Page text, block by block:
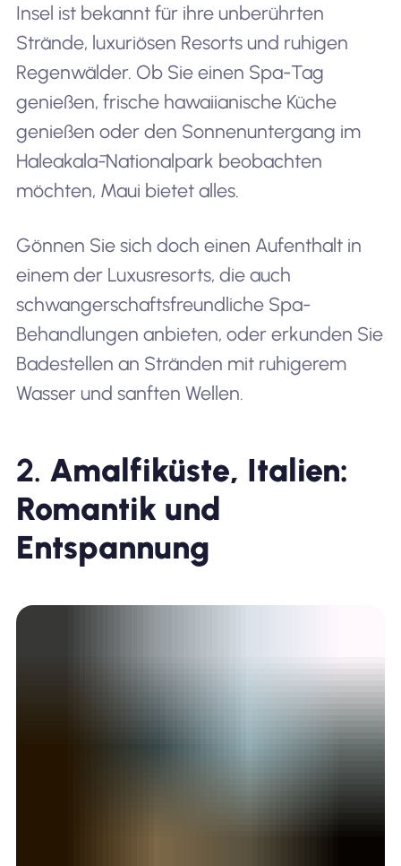
Insel ist bekannt für ihre unberührten
Strände, luxuriösen Resorts und ruhigen
Regenwälder. Ob Sie einen Spa-Tag
genießen, frische hawaiianische Küche
genießen oder den Sonnenuntergang im
Haleakalā-Nationalpark beobachten
möchten, Maui bietet alles.
Gönnen Sie sich doch einen Aufenthalt in
einem der Luxusresorts, die auch
schwangerschaftsfreundliche Spa-
Behandlungen anbieten, oder erkunden Sie
Badestellen an Stränden mit ruhigerem
Wasser und sanften Wellen.
2. Amalfiküste, Italien:
Romantik und
Entspannung